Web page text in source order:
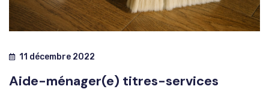
11 décembre 2022
Aide-ménager(e) titres-services